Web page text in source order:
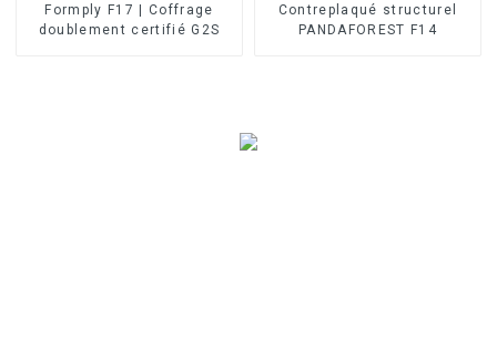
Formply F17 | Coffrage
doublement certifié G2S
Contreplaqué structurel
PANDAFOREST F14